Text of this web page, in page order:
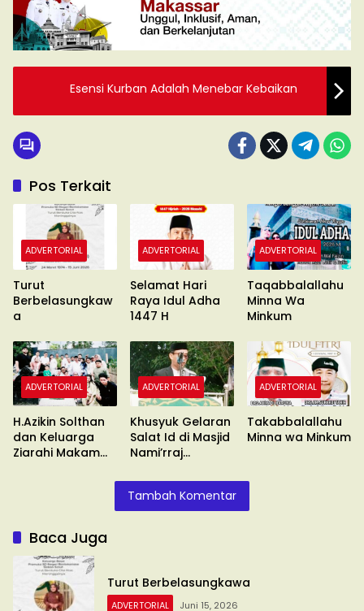
Esensi Kurban Adalah Menebar Kebaikan
Pos Terkait
ADVERTORIAL
Turut
Berbelasungkaw
a
ADVERTORIAL
Selamat Hari
Raya Idul Adha
1447 H
ADVERTORIAL
Taqabbalallahu
Minna Wa
Minkum
ADVERTORIAL
H.Azikin Solthan
dan Keluarga
Ziarahi Makam
ADVERTORIAL
Khusyuk Gelaran
Salat Id di Masjid
Nami’rraj
Buakana
ADVERTORIAL
Takabbalallahu
Minna wa Minkum
Tambah Komentar
Baca Juga
Turut Berbelasungkawa
ADVERTORIAL Juni 15, 2026